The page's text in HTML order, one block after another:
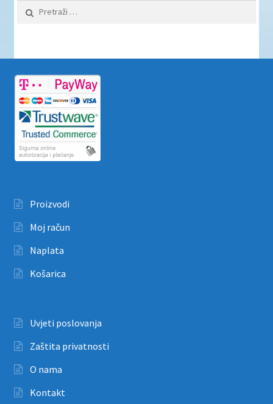
Pretraži:
Proizvodi
Moj račun
Naplata
Košarica
Uvjeti poslovanja
Zaštita privatnosti
O nama
Kontakt